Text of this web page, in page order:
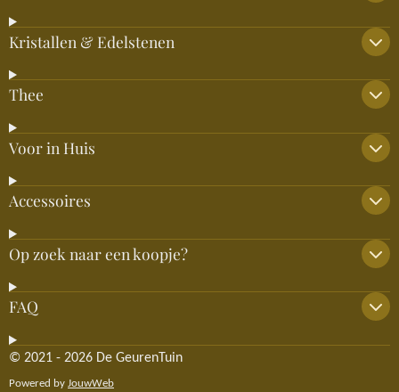
Kristallen & Edelstenen
Thee
Voor in Huis
Accessoires
Op zoek naar een koopje?
FAQ
© 2021 - 2026 De GeurenTuin
Powered by JouwWeb